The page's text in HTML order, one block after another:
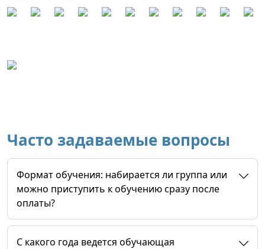
Часто задаваемые вопросы
Формат обучения: набирается ли группа или
можно приступить к обучению сразу после
оплаты?
C какого года ведется обучающая